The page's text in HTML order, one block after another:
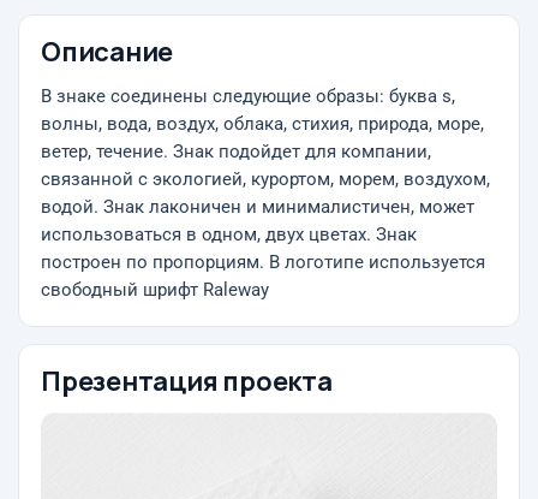
Описание
В знаке соединены следующие образы: буква s,
волны, вода, воздух, облака, стихия, природа, море,
ветер, течение. Знак подойдет для компании,
связанной с экологией, курортом, морем, воздухом,
водой. Знак лаконичен и минималистичен, может
использоваться в одном, двух цветах. Знак
построен по пропорциям. В логотипе используется
свободный шрифт Raleway
Презентация проекта